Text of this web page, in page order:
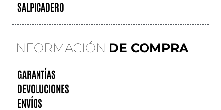
SALPICADERO
INFORMACIÓN DE COMPRA
GARANTÍAS
DEVOLUCIONES
ENVÍOS